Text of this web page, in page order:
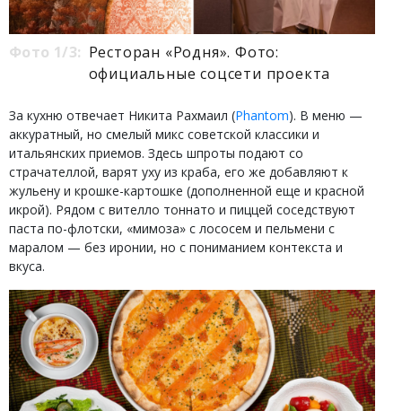
Фото 1/3: Ресторан «Родня». Фото:
официальные соцсети проекта
За кухню отвечает Никита Рахмаил (Phantom). В меню —
аккуратный, но смелый микс советской классики и
итальянских приемов. Здесь шпроты подают со
страчателлой, варят уху из краба, его же добавляют к
жульену и крошке-картошке (дополненной еще и красной
икрой). Рядом с вителло тоннато и пиццей соседствуют
паста по-флотски, «мимоза» с лососем и пельмени с
маралом — без иронии, но с пониманием контекста и
вкуса.